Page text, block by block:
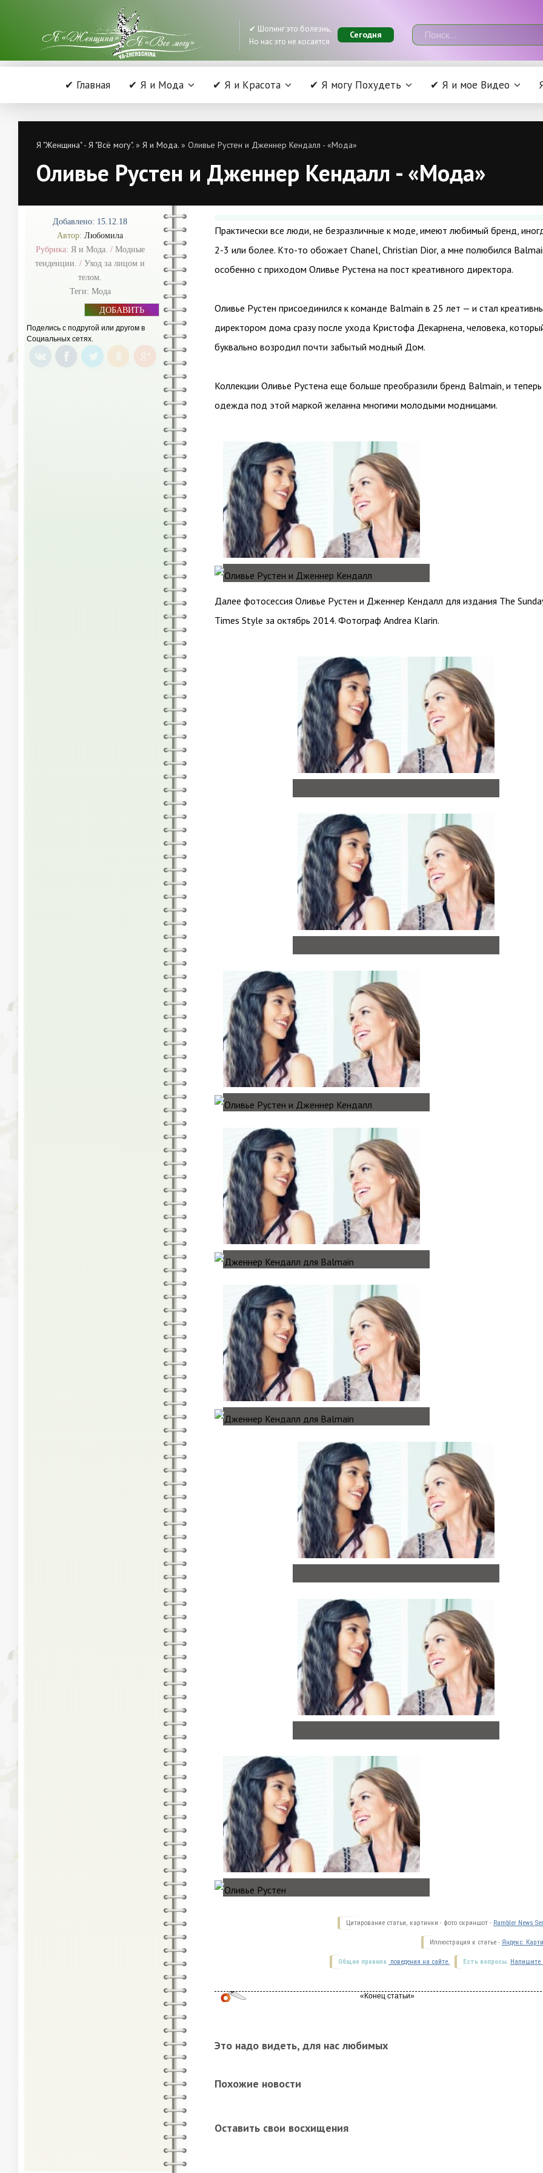
✔ Шопинг это болезнь,
Но нас это не косается
Сегодня
✔ Главная ✔ Я и Мода ✔ Я и Красота ✔ Я могу Похудеть ✔ Я и мое Видео
Я "Женщина" - Я "Всё могу". » Я и Мода. » Оливье Рустен и Дженнер Кендалл - «Мода»
Оливье Рустен и Дженнер Кендалл - «Мода»
Добавлено: 15.12.18
Автор: Любомила
Рубрика: Я и Мода. / Модные
тенденции. / Уход за лицом и
телом.
Теги: Мода
ДОБАВИТЬ
Поделись с подругой или другом в
Социальных сетях.
Практически все люди, не безразличные к моде, имеют любимый бренд,
2-3 или более. Кто-то обожает Chanel, Christian Dior, а мне полюбился
особенно с приходом Оливье Рустена на пост креативного директора.
Оливье Рустен присоединился к команде Balmain в 25 лет — и стал
директором дома сразу после ухода Кристофа Декарнена, человека,
буквально возродил почти забытый модный Дом.
Коллекции Оливье Рустена еще больше преобразили бренд Balmain, и теперь
одежда под этой маркой желанна многими молодыми модницами.
Далее фотосессия Оливье Рустен и Дженнер Кендалл для издания The
Times Style за октябрь 2014. Фотограф Andrea Klarin.
Цитирование статьи, картинки - фото скриншот - Rambler News
Иллюстрация к статье - Яндекс.
Есть вопросы. Напишите
Общие правила поведения на сайте.
Это надо видеть, для нас любимых
Похожие новости
Оставить свои восхищения